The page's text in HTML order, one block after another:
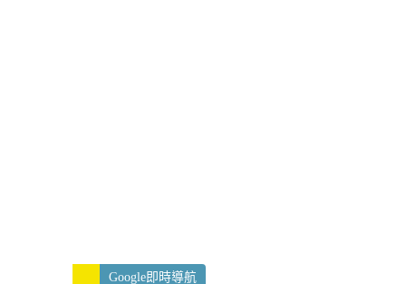
Google即時導航